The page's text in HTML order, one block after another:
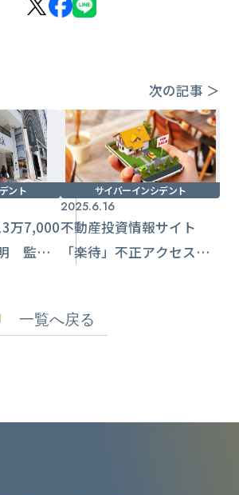
次の記事 ＞
ント
万7,000
監視
サイバーインシデント
2025.6.16
不動産投資情報サイト
「楽待」不正アクセス
一覧へ戻る